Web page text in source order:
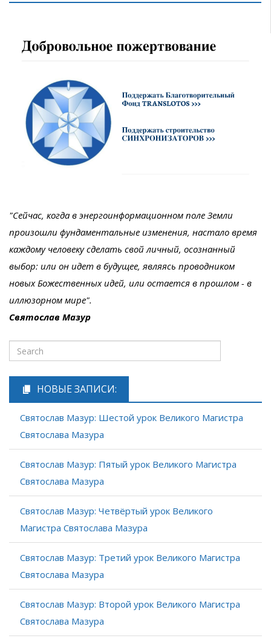
"Сейчас, когда в энергоинформационном поле Земли
произошли фундаментальные изменения, настало время
каждому человеку сделать свой личный, осознанный
выбор: или он идет в будущее, являясь проводником
новых Божественных идей, или остается в прошлом - в
иллюзорном мире".
Святослав Мазур
НОВЫЕ ЗАПИСИ:
Святослав Мазур: Шестой урок Великого Магистра
Святослава Мазура
Святослав Мазур: Пятый урок Великого Магистра
Святослава Мазура
Святослав Мазур: Четвёртый урок Великого
Магистра Святослава Мазура
Святослав Мазур: Третий урок Великого Магистра
Святослава Мазура
Святослав Мазур: Второй урок Великого Магистра
Святослава Мазура